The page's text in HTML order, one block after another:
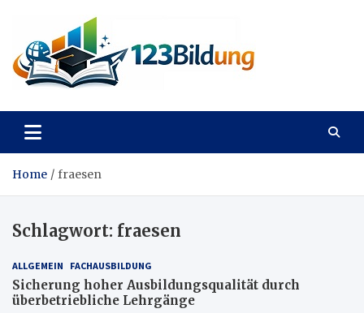
content
123Bildung
Home fraesen
Schlagwort: fraesen
ALLGEMEIN FACHAUSBILDUNG
Sicherung hoher Ausbildungsqualität durch
überbetriebliche Lehrgänge